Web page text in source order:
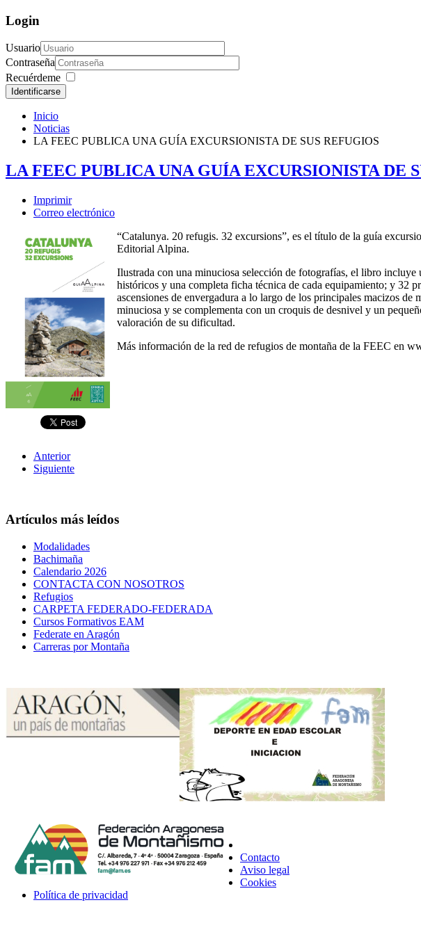
Login
Usuario
Contraseña
Recuérdeme
Identificarse
Inicio
Noticias
LA FEEC PUBLICA UNA GUÍA EXCURSIONISTA DE SUS REFUGIOS
LA FEEC PUBLICA UNA GUÍA EXCURSIONISTA DE
Imprimir
Correo electrónico
“Catalunya. 20 refugis. 32 excursions”, es el título de la guía
Editorial Alpina.
Ilustrada con una minuciosa selección de fotografías, el libro
históricos y una completa ficha técnica de cada equipamiento; y 32
ascensiones de envergadura a lo largo de los principales macizos
minuciosa y se complementa con un croquis de desnivel y un
valoración de su dificultad.
Más información de la red de refugios de montaña de la FEEC en
Anterior
Siguiente
Artículos más leídos
Modalidades
Bachimaña
Calendario 2026
CONTACTA CON NOSOTROS
Refugios
CARPETA FEDERADO-FEDERADA
Cursos Formativos EAM
Federate en Aragón
Carreras por Montaña
Contacto
Aviso legal
Cookies
Política de privacidad